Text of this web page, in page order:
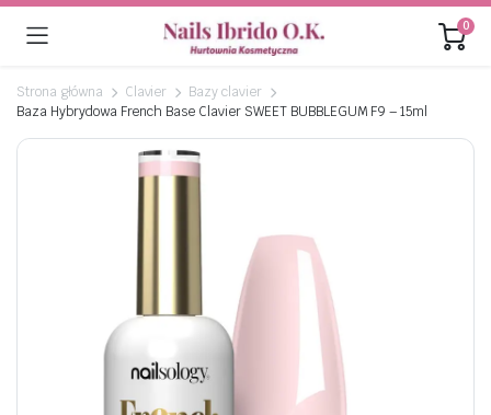
0
Strona główna Clavier
Bazy clavier
Baza Hybrydowa French Base Clavier SWEET BUBBLEGUM F9 – 15ml